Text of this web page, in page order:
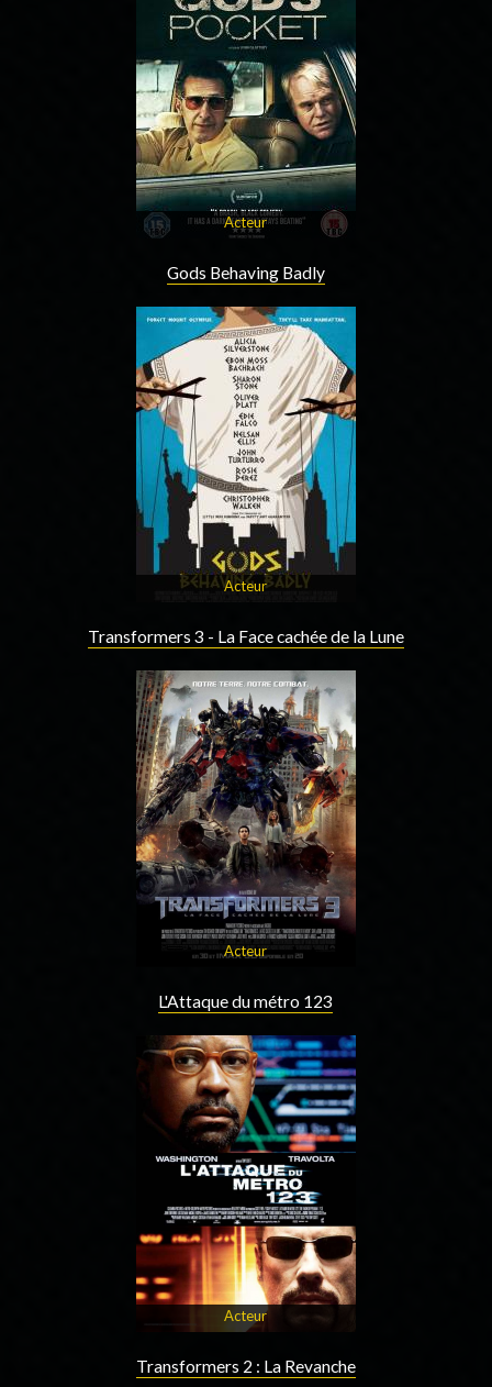
Acteur
Gods Behaving Badly
Acteur
Transformers 3 - La Face cachée de la Lune
Acteur
L'Attaque du métro 123
Acteur
Transformers 2 : La Revanche